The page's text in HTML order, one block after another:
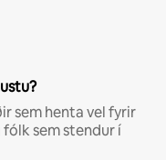
sem henta vel fyrir
sem stendur í